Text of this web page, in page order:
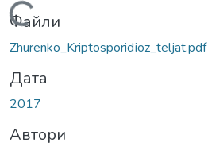
Вантажиться...
Файли
Zhurenko_Kriptosporidіoz_teljat.pdf
Дата
2017
Автори